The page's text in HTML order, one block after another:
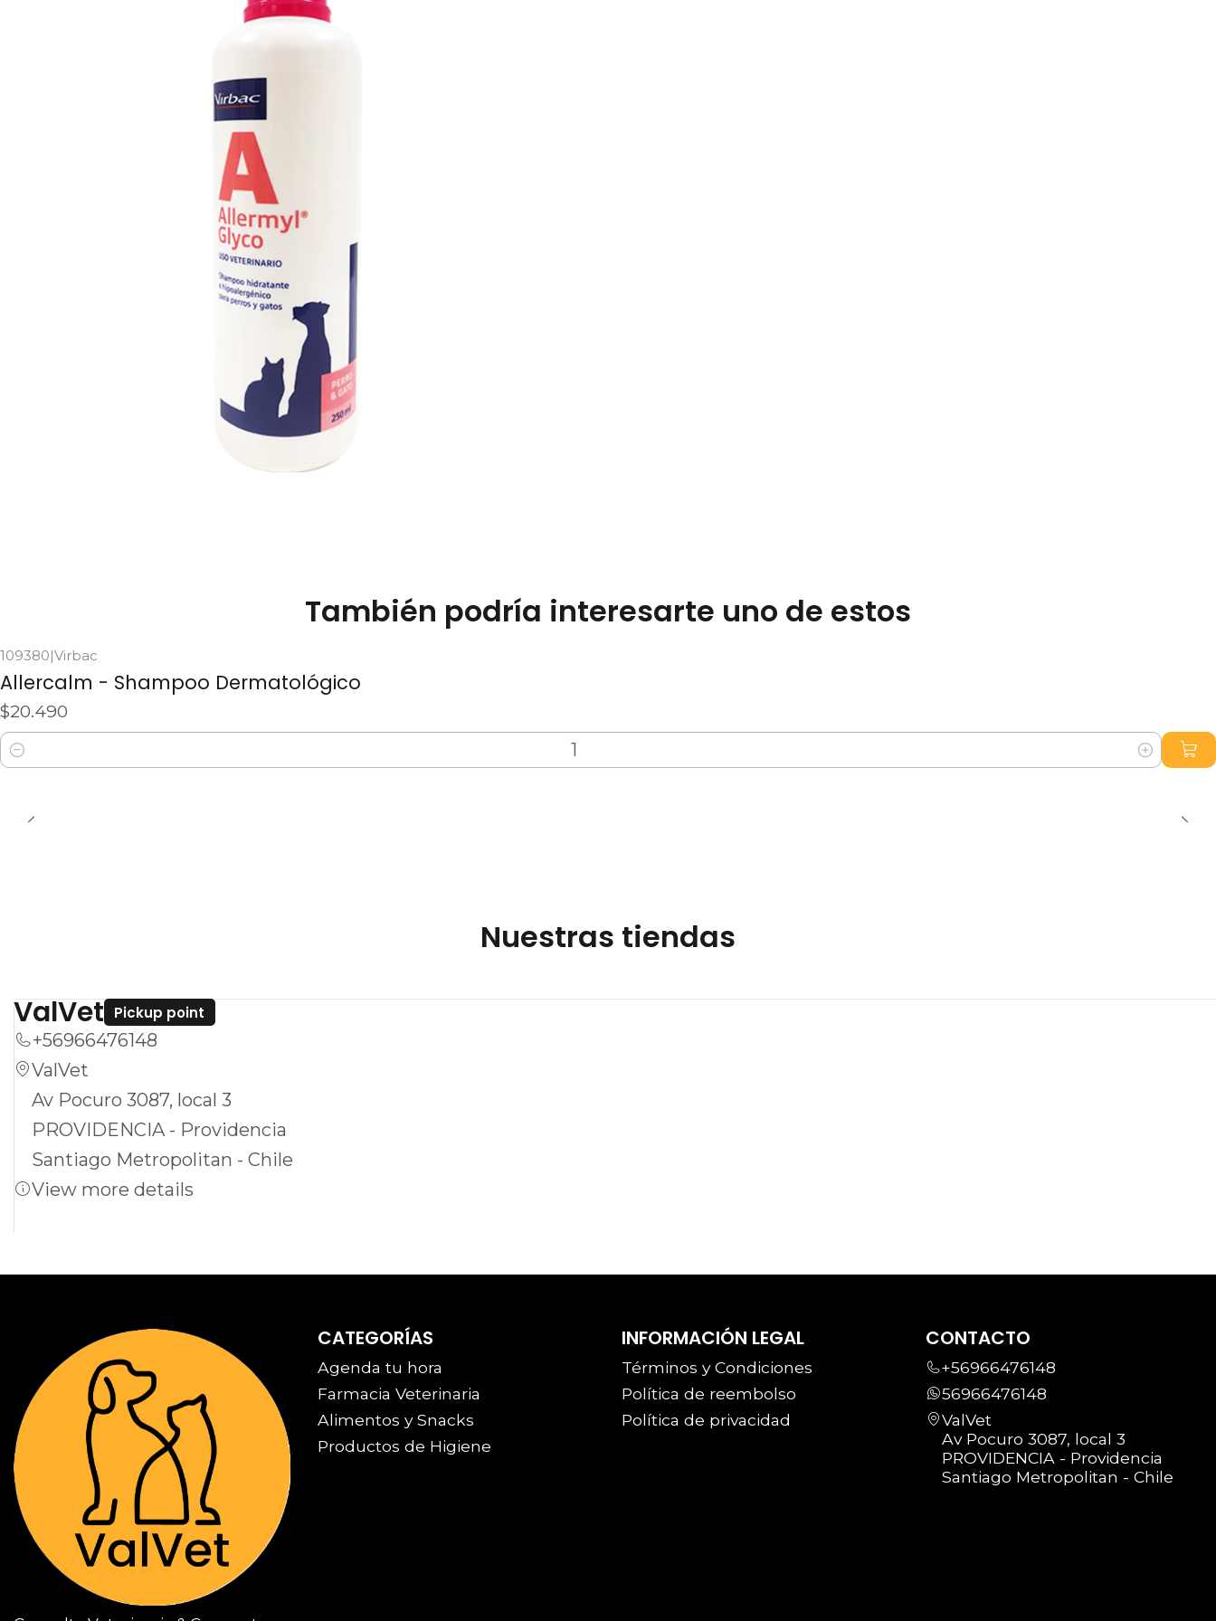
También podría interesarte uno de estos
109380|Virbac
Allercalm - Shampoo Dermatológico
$20.490
Cantidad
Nuestras tiendas
ValVet Pickup point
+56966476148
ValVet
Av Pocuro 3087, local 3
PROVIDENCIA - Providencia
Santiago Metropolitan - Chile
View more details
CATEGORÍAS
Agenda tu hora
Farmacia Veterinaria
Alimentos y Snacks
Productos de Higiene
INFORMACIÓN LEGAL
Términos y Condiciones
Política de reembolso
Política de privacidad
CONTACTO
+56966476148
56966476148
ValVet
Av Pocuro 3087, local 3
PROVIDENCIA - Providencia
Santiago Metropolitan - Chile